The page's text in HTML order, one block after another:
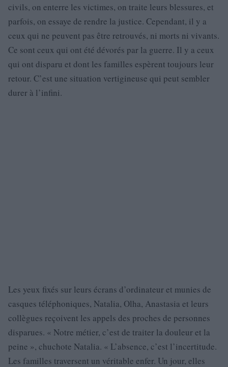
civils, on enterre les victimes, on traite leurs blessures, et
parfois, on essaye de rendre la justice. Cependant, il y a
ceux qui ne peuvent pas être retrouvés, ni morts ni vivants.
Ce sont ceux qui ont été dévorés par la guerre. Il y a ceux
qui ont disparu et dont les familles espèrent toujours leur
retour. C’est une situation vertigineuse qui peut sembler
durer à l’infini.
Les yeux fixés sur leurs écrans d’ordinateur et munies de
casques téléphoniques, Natalia, Olha, Anastasia et leurs
collègues reçoivent les appels des proches de personnes
disparues. « Notre métier, c’est de traiter la douleur et la
peine », chuchote Natalia. « L’absence, c’est l’incertitude.
Les familles traversent un véritable enfer. Un jour, elles